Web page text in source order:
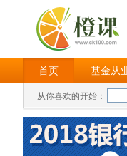
首页 基金从
从你喜欢的开始：